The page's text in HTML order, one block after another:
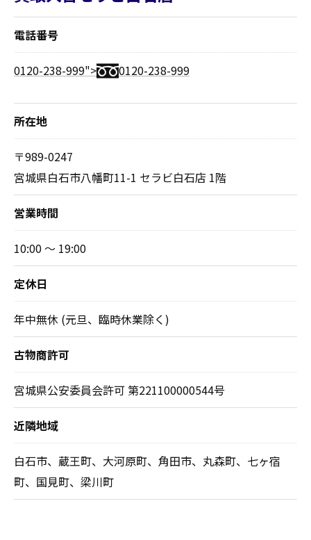
電話番号
0120-238-999"> 0120-238-999
所在地
〒989-0247
宮城県白石市八幡町11-1 セラビ白石店 1階
営業時間
10:00 ～ 19:00
定休日
年中無休 (元旦、臨時休業除く)
古物商許可
宮城県公安委員会許可 第221100000544号
近隣地域
白石市、蔵王町、大河原町、角田市、丸森町、七ヶ宿
町、国見町、梁川町